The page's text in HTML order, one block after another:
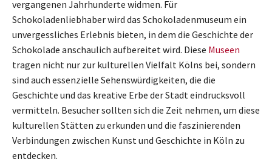
vergangenen Jahrhunderte widmen. Für
Schokoladenliebhaber wird das Schokoladenmuseum ein
unvergessliches Erlebnis bieten, in dem die Geschichte der
Schokolade anschaulich aufbereitet wird. Diese Museen
tragen nicht nur zur kulturellen Vielfalt Kölns bei, sondern
sind auch essenzielle Sehenswürdigkeiten, die die
Geschichte und das kreative Erbe der Stadt eindrucksvoll
vermitteln. Besucher sollten sich die Zeit nehmen, um diese
kulturellen Stätten zu erkunden und die faszinierenden
Verbindungen zwischen Kunst und Geschichte in Köln zu
entdecken.